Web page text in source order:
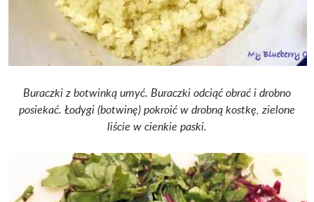
Buraczki z botwinką umyć. Buraczki odciąć obrać i drobno
posiekać. Łodygi (botwinę) pokroić w drobną kostkę, zielone
liście w cienkie paski.